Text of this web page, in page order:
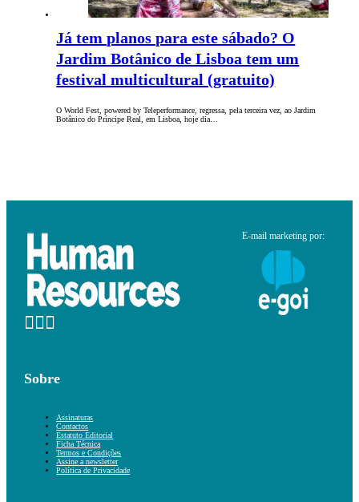
Já tem planos para este sábado? O
Jardim Botânico de Lisboa tem um
festival multicultural (gratuito)
O World Fest, powered by Teleperformance, regressa, pela terceira vez, ao Jardim
Botânico do Príncipe Real, em Lisboa, hoje dia…
E-mail marketing por:
Sobre
Assinaturas
Contactos
Estatuto Editorial
Ficha Técnica
Termos e Condições
Assine a newsletter
Política de Privacidade